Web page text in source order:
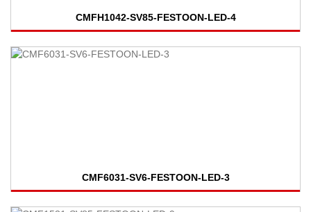
CMFH1042-SV85-FESTOON-LED-4
CMF6031-SV6-FESTOON-LED-3